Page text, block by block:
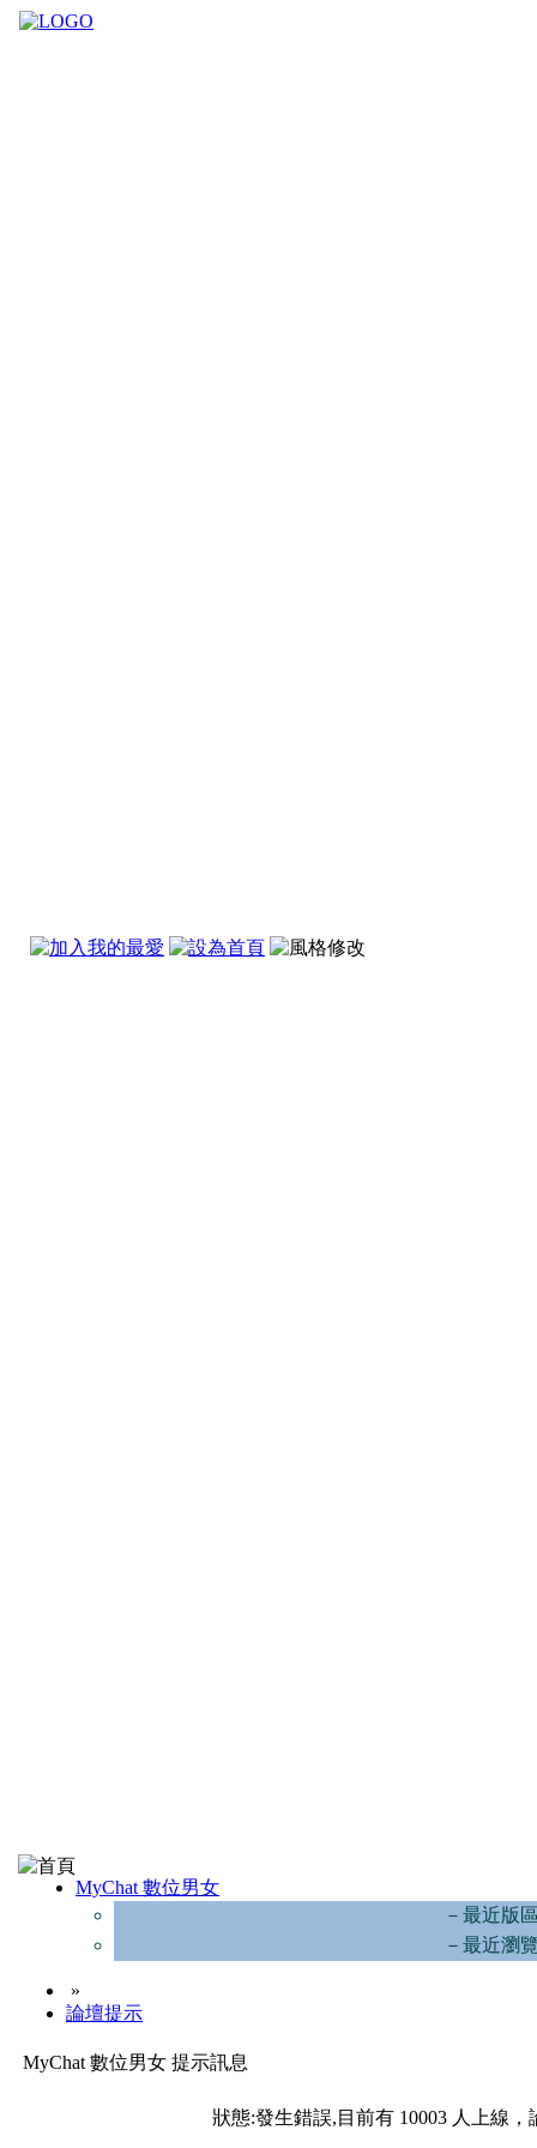
MyChat 數位男女
－最近版
－最近瀏
»
論壇提示
MyChat 數位男女 提示訊息
狀態:發生錯誤,目前有 10003 人上線